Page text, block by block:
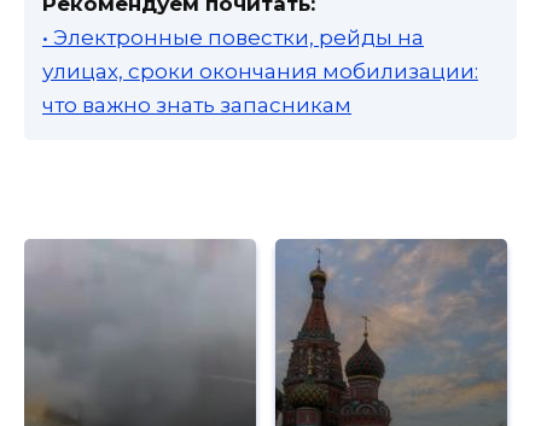
• Электронные повестки, рейды на
улицах, сроки окончания мобилизации:
что важно знать запасникам